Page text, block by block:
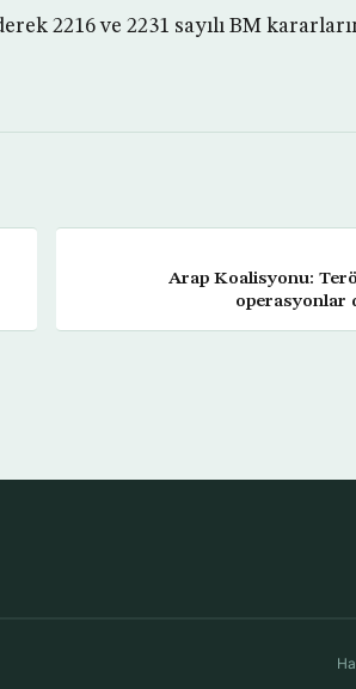
2216 ve 2231 sayılı BM
Arap Koalisyonu:
operasyonlar